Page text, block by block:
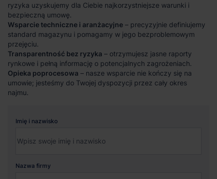
ryzyka uzyskujemy dla Ciebie najkorzystniejsze warunki i
bezpieczną umowę.
Wsparcie techniczne i aranżacyjne – precyzyjnie definiujemy
standard magazynu i pomagamy w jego bezproblemowym
przejęciu.
Transparentność bez ryzyka – otrzymujesz jasne raporty
rynkowe i pełną informację o potencjalnych zagrożeniach.
Opieka poprocesowa – nasze wsparcie nie kończy się na
umowie; jesteśmy do Twojej dyspozycji przez cały okres
najmu.
Imię i nazwisko
Nazwa firmy